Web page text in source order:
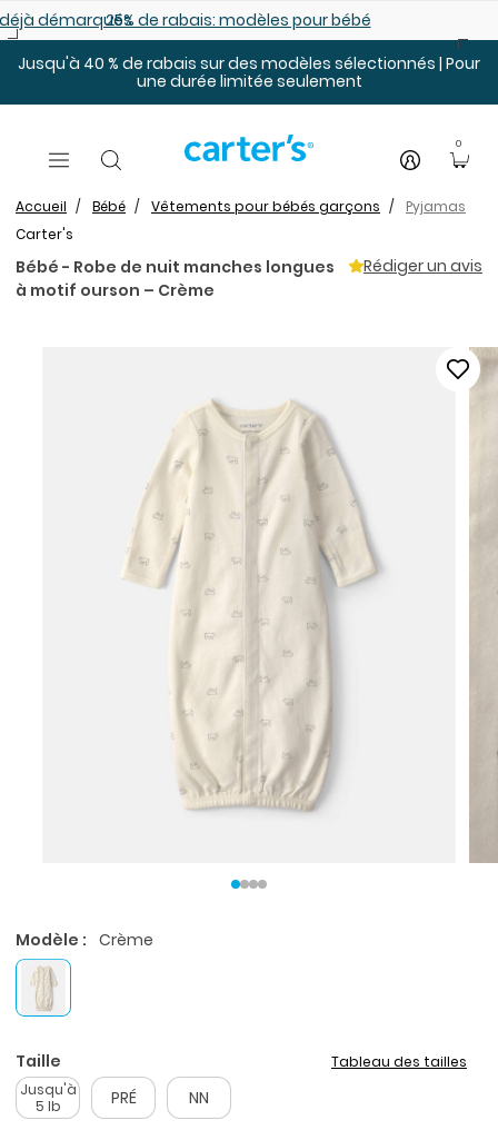
démarqués25% de rabais: modèles pour bébé
Jusqu'à 40 % de rabais sur des modèles sélectionnés | Pour
une durée limitée seulement
0
Accueil Bébé Vêtements pour bébés garçons
Pyjamas
Carter's
Bébé - Robe de nuit manches longues
à motif ourson – Crème
Rédiger un avis
Modèle : Crème
Taille
Tableau des tailles
Jusqu'à
5 lb
PRÉ NN